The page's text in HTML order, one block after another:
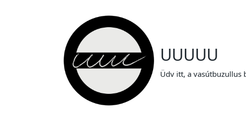
UUUUU
Üdv itt, a vasútbuzullus